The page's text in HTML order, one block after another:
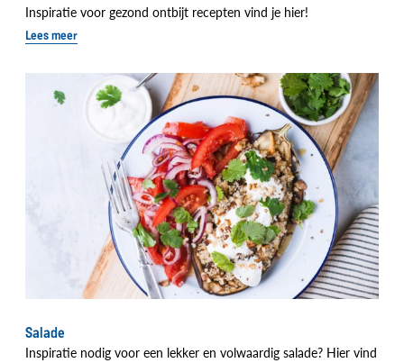
Inspiratie voor gezond ontbijt recepten vind je hier!
Lees meer
Salade
Inspiratie nodig voor een lekker en volwaardig salade? Hier vind